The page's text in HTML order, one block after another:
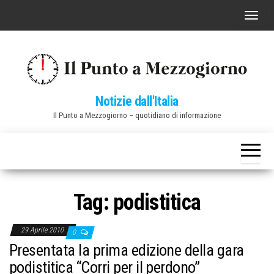
C
a
v
Notizie dall'Italia
Il Punto a Mezzogiorno – quotidiano di informazione
Tag: podistitica
29 Aprile 2010 0
Presentata la prima edizione della gara
podistitica “Corri per il perdono”